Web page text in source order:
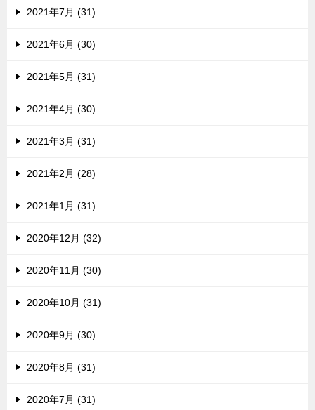
2021年7月 (31)
2021年6月 (30)
2021年5月 (31)
2021年4月 (30)
2021年3月 (31)
2021年2月 (28)
2021年1月 (31)
2020年12月 (32)
2020年11月 (30)
2020年10月 (31)
2020年9月 (30)
2020年8月 (31)
2020年7月 (31)